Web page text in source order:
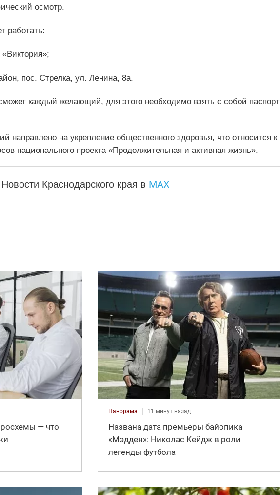
осмотр.
работать:
пос. Стрелка, ул. Ленина, 8а.
каждый желающий, для этого необходимо взять с собой паспорт
направлено на укрепление общественного здоровья, что относится к
национального проекта «Продолжительная и активная жизнь».
Новости Краснодарского края в MAX
— что
Панорама 11 минут назад
Названа дата премьеры байопика
«Мэдден»: Николас Кейдж в роли
легенды футбола